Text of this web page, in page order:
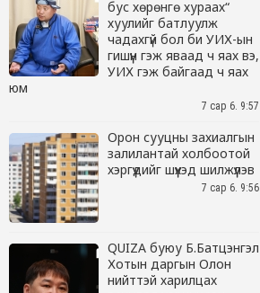
бус хөрөнгө хураах“
хуулийг батлуулж
чадахгүй бол би УИХ-ын
гишүүн гэж яваад ч яах вэ,
УИХ гэж байгаад ч яах
юм
7 сар 6. 9:57
Орон сууцны захиалгын
залилантай холбоотой
хэргүүдийг шүүхэд шилжүүлэв
7 сар 6. 9:56
QUIZA буюу Б.Батцэнгэл
Хотын даргын Олон
нийттэй харилцах